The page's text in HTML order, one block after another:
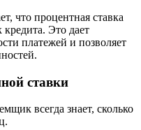
что процентная ставка
кредита. Это дает
платежей и позволяет
ставки
всегда знает, сколько